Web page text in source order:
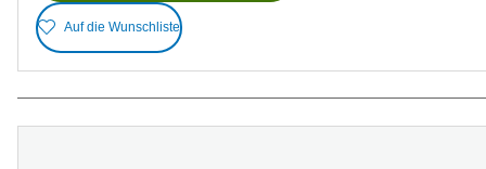
Auf die Wunschliste